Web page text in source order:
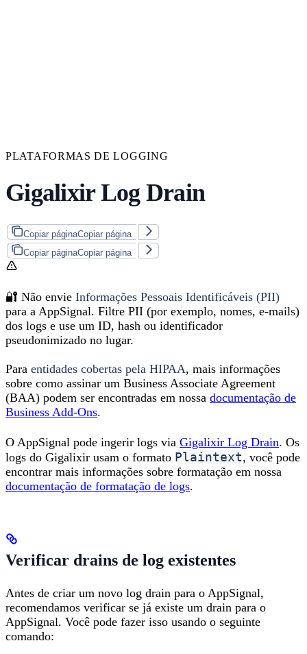
PLATAFORMAS DE LOGGING
Gigalixir Log Drain
Copiar páginaCopiar página
Copiar páginaCopiar página
🔐 Não envie Informações Pessoais Identificáveis (PII)
para a AppSignal. Filtre PII (por exemplo, nomes, e-mails)
dos logs e use um ID, hash ou identificador
pseudonimizado no lugar.
Para entidades cobertas pela HIPAA, mais informações
sobre como assinar um Business Associate Agreement
(BAA) podem ser encontradas em nossa documentação de
Business Add-Ons.
O AppSignal pode ingerir logs via Gigalixir Log Drain. Os
logs do Gigalixir usam o formato Plaintext, você pode
encontrar mais informações sobre formatação em nossa
documentação de formatação de logs.
Verificar drains de log existentes
Antes de criar um novo log drain para o AppSignal,
recomendamos verificar se já existe um drain para o
AppSignal. Você pode fazer isso usando o seguinte
comando: